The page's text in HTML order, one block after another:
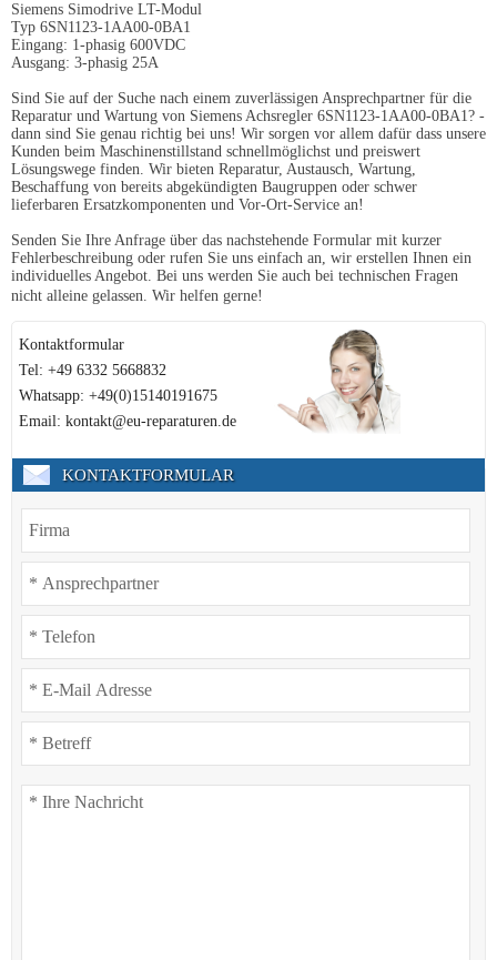
Siemens Simodrive LT-Modul
Typ 6SN1123-1AA00-0BA1
Eingang: 1-phasig 600VDC
Ausgang: 3-phasig 25A
Sind Sie auf der Suche nach einem zuverlässigen Ansprechpartner für die
Reparatur und Wartung von Siemens Achsregler 6SN1123-1AA00-0BA1? -
dann sind Sie genau richtig bei uns! Wir sorgen vor allem dafür dass unsere
Kunden beim Maschinenstillstand schnellmöglichst und preiswert
Lösungswege finden. Wir bieten Reparatur, Austausch, Wartung,
Beschaffung von bereits abgekündigten Baugruppen oder schwer
lieferbaren Ersatzkomponenten und Vor-Ort-Service an!
Senden Sie Ihre Anfrage über das nachstehende Formular mit kurzer
Fehlerbeschreibung oder rufen Sie uns einfach an, wir erstellen Ihnen ein
individuelles Angebot. Bei uns werden Sie auch bei technischen Fragen
nicht alleine gelassen. Wir helfen gerne!
Kontaktformular
Tel: +49 6332 5668832
Whatsapp: +49(0)15140191675
Email: kontakt@eu-reparaturen.de
KONTAKTFORMULAR